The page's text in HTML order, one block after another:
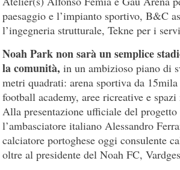
paesaggio e l’impianto sportivo, B&C
l’ingegneria strutturale, Tekne per i
Noah Park non sarà un semplice
la comunità, in un ambizioso piano di
metri quadrati: arena sportiva da 15mila
football academy, aree ricreative e
Alla presentazione ufficiale del
l’ambasciatore italiano Alessandro
calciatore portoghese oggi consulente
oltre al presidente del Noah FC,